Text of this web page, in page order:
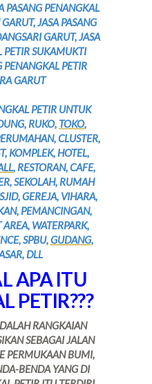
PASANG PENANGKAL
JASA PASANG
GARUT, JASA
PETIR SUKAMUKTI
PENANGKAL PETIR
GARUT
PETIR UNTUK
RUKO, TOKO,
CLUSTER,
KOMPLEK, HOTEL,
, RESTORAN, CAFE,
SEKOLAH, RUMAH
GEREJA, VIHARA,
PEMANCINGAN,
WATERPARK,
SPBU,GUDANG,
DLL
APA ITU
PETIR???
RANGKAIAN
SEBAGAI JALAN
PERMUKAAN BUMI,
BENDA YANG DI